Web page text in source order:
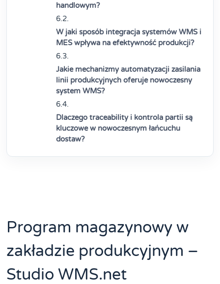
handlowym?
W jaki sposób integracja systemów WMS i
MES wpływa na efektywność produkcji?
Jakie mechanizmy automatyzacji zasilania
linii produkcyjnych oferuje nowoczesny
system WMS?
Dlaczego traceability i kontrola partii są
kluczowe w nowoczesnym łańcuchu
dostaw?
Program magazynowy w
zakładzie produkcyjnym –
Studio WMS.net